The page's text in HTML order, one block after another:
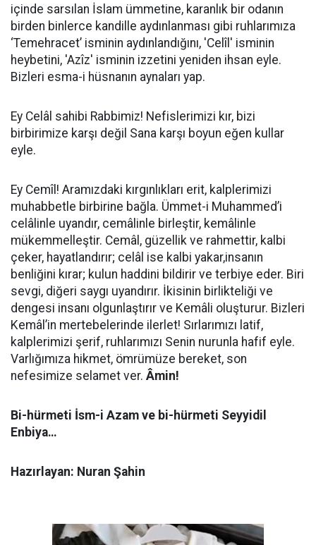
içinde sarsılan İslam ümmetine, karanlık bir odanın
birden binlerce kandille aydınlanması gibi ruhlarımıza
‘Temehracet’ isminin aydınlandığını, 'Celîl' isminin
heybetini, 'Azîz' isminin izzetini yeniden ihsan eyle.
Bizleri esma-i hüsnanın aynaları yap.
Ey Celâl sahibi Rabbimiz! Nefislerimizi kır, bizi
birbirimize karşı değil Sana karşı boyun eğen kullar
eyle.
Ey Cemîl! Aramızdaki kırgınlıkları erit, kalplerimizi
muhabbetle birbirine bağla. Ümmet-i Muhammed’i
celâlinle uyandır, cemâlinle birleştir, kemâlinle
mükemmelleştir. Cemâl, güzellik ve rahmettir, kalbi
çeker, hayatlandırır; celâl ise kalbi yakar,insanın
benliğini kırar; kulun haddini bildirir ve terbiye eder. Biri
sevgi, diğeri saygı uyandırır. İkisinin birlikteliği ve
dengesi insanı olgunlaştırır ve Kemâli oluşturur. Bizleri
Kemâl’in mertebelerinde ilerlet! Sırlarımızı latif,
kalplerimizi şerif, ruhlarımızı Senin nurunla hafif eyle.
Varlığımıza hikmet, ömrümüze bereket, son
nefesimize selamet ver. Âmin!
Bi-hürmeti İsm-i Azam ve bi-hürmeti Seyyidil
Enbiya…
Hazırlayan: Nuran Şahin